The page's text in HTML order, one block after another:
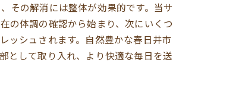
その解消には整体が効果的です。当サ
の体調の確認から始まり、次にいくつ
ッシュされます。自然豊かな春日井市
として取り入れ、より快適な毎日を送